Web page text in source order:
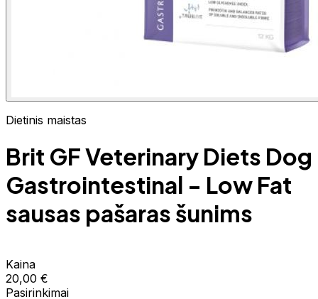
Dietinis maistas
Brit GF Veterinary Diets Dog
Gastrointestinal - Low Fat
sausas pašaras šunims
Kaina
20,00 €
Pasirinkimai